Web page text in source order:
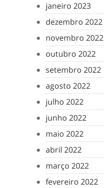
janeiro 2023
dezembro 2022
novembro 2022
outubro 2022
setembro 2022
agosto 2022
julho 2022
junho 2022
maio 2022
abril 2022
março 2022
fevereiro 2022